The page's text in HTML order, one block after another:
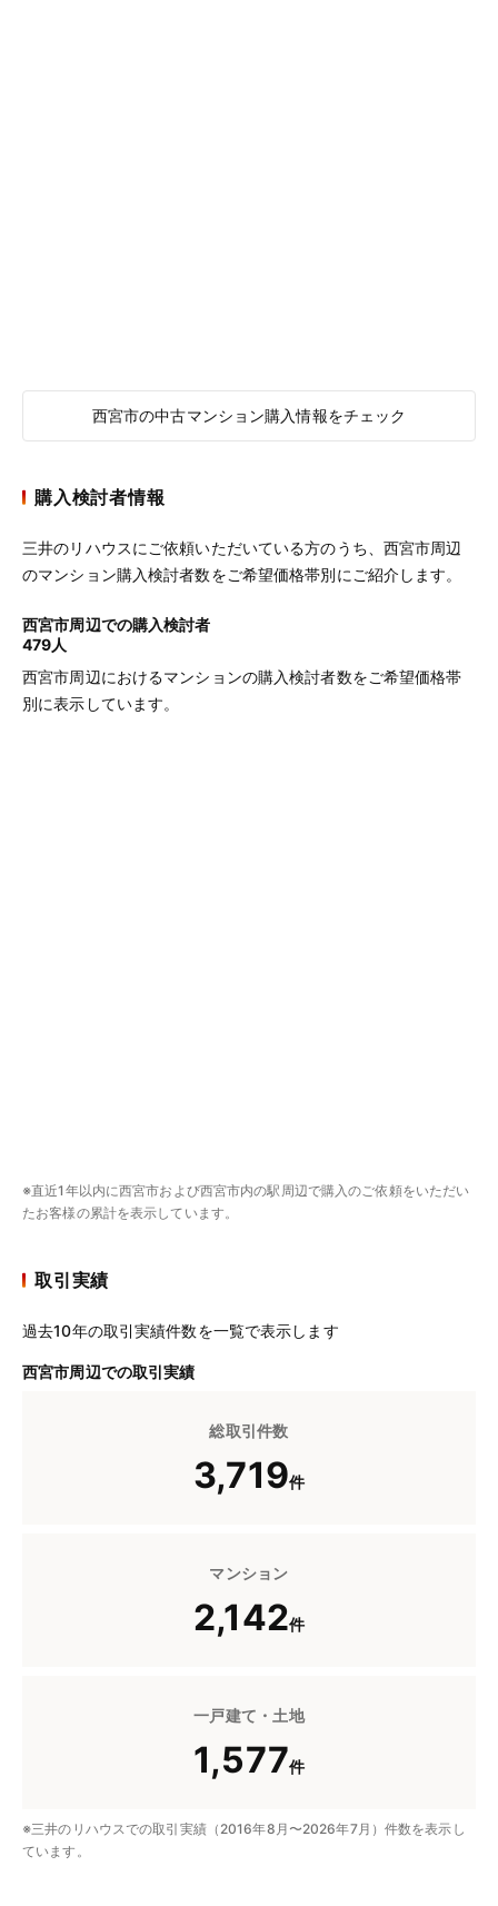
西宮市の中古マンション購入情報をチェック
購入検討者情報
三井のリハウスにご依頼いただいている方のうち、西宮市周辺
のマンション購入検討者数をご希望価格帯別にご紹介します。
西宮市周辺での購入検討者
479人
西宮市周辺におけるマンションの購入検討者数をご希望価格帯
別に表示しています。
※直近1年以内に西宮市および西宮市内の駅周辺で購入のご依頼をいただい
たお客様の累計を表示しています。
取引実績
過去10年の取引実績件数を一覧で表示します
西宮市周辺での取引実績
総取引件数
3,719件
マンション
2,142件
一戸建て・土地
1,577件
※三井のリハウスでの取引実績（2016年8月〜2026年7月）件数を表示し
ています。